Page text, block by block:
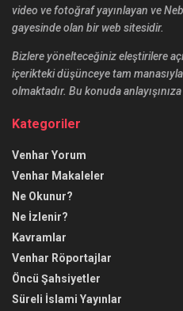
video ve fotoğraf yayınlayan ve
gayesinde olan bir web sitesidir.
Bizlere yönelteceğiniz eleştirilere
içerikteki düşünceye tam manasıyla
olmaktadır. Bu konuda anlayışınıza
Kategoriler
Venhar Yorum
Venhar Makaleler
Ne Okunur?
Ne İzlenir?
Kavramlar
Venhar Röportajlar
Öncü Şahsiyetler
Süreli İslami Yayınlar